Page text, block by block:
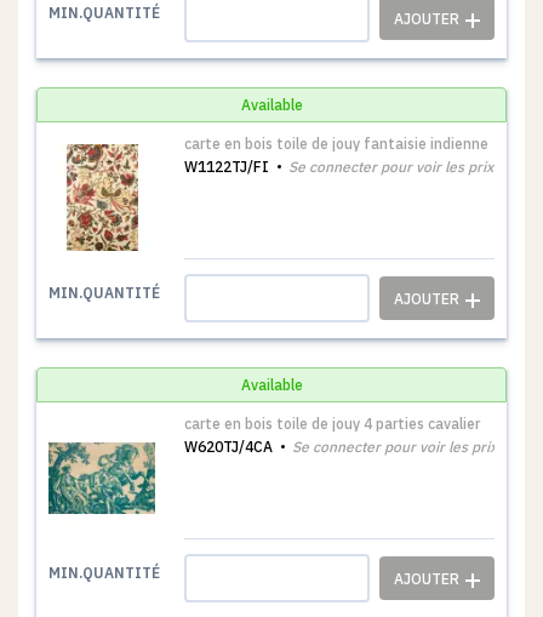
MIN.QUANTITÉ
Available
carte en bois toile de jouy fantaisie indienne
W1122TJ/FI
Se connecter pour voir les prix
MIN.QUANTITÉ
Available
carte en bois toile de jouy 4 parties cavalier
W620TJ/4CA
Se connecter pour voir les prix
MIN.QUANTITÉ